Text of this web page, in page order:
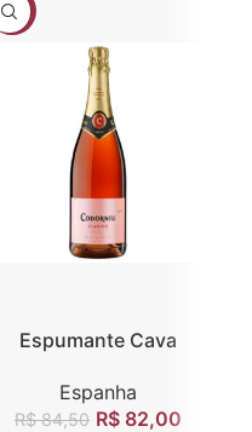
-3%
Espumante Cava
Rosado
Espanha
R$84,50 R$ 82,00